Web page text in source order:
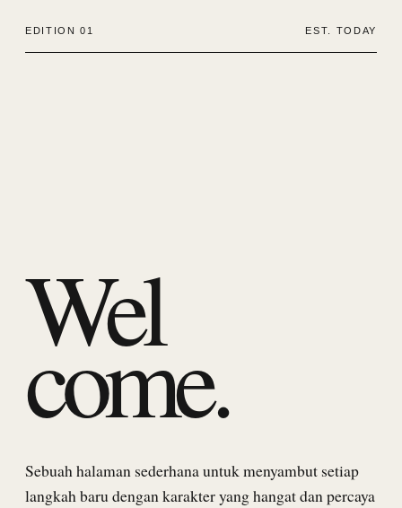
EDITION 01 EST. TODAY
Wel
come.
Sebuah halaman sederhana untuk menyambut setiap
langkah baru dengan karakter yang hangat dan percaya